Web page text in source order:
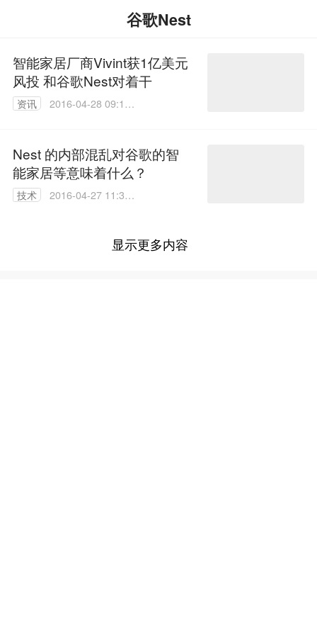
谷歌Nest
智能家居厂商Vivint获1亿美元
风投 和谷歌Nest对着干
资讯
2016-04-28 09:19:
Nest 的内部混乱对谷歌的智
能家居等意味着什么？
技术
2016-04-27 11:37:
显示更多内容